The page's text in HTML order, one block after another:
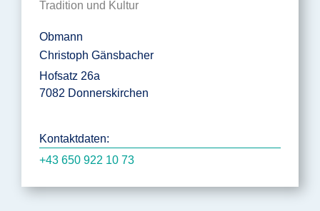
Tradition und Kultur
Obmann
Christoph Gänsbacher
Hofsatz 26a
7082 Donnerskirchen
Kontaktdaten:
+43 650 922 10 73